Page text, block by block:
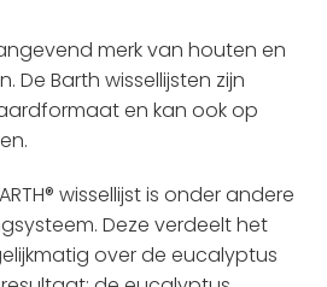
merk van houten en
De Barth wissellijsten zijn
en kan ook op
wissellijst is onder andere
Deze verdeelt het
over de eucalyptus